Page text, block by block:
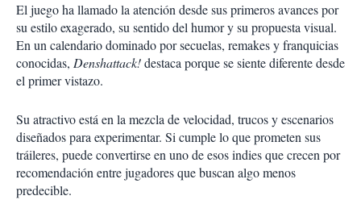
El juego ha llamado la atención desde sus primeros avances por
su estilo exagerado, su sentido del humor y su propuesta visual.
En un calendario dominado por secuelas, remakes y franquicias
conocidas, Denshattack!destaca porque se siente diferente desde
el primer vistazo.
Su atractivo está en la mezcla de velocidad, trucos y escenarios
diseñados para experimentar. Si cumple lo que prometen sus
tráileres, puede convertirse en uno de esos indies que crecen por
recomendación entre jugadores que buscan algo menos
predecible.